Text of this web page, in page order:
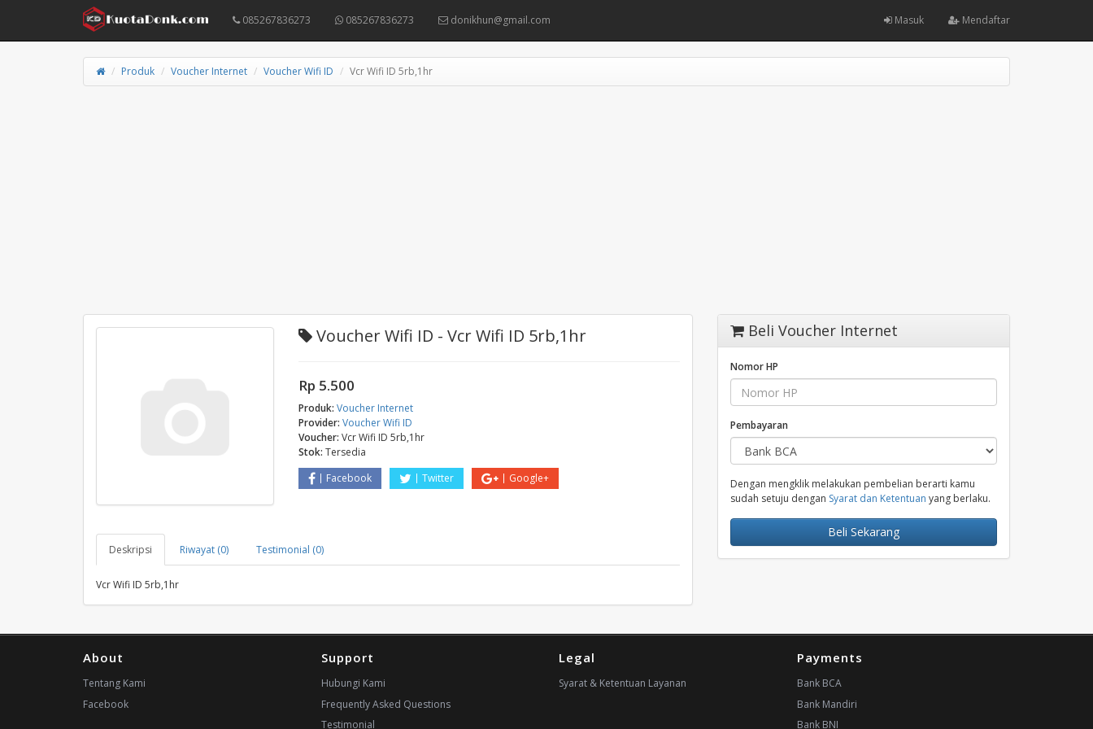
085267836273 085267836273 donikhun@gmail.com Masuk Mendaftar
Produk Voucher Internet Voucher Wifi ID Vcr Wifi ID 5rb,1hr
Voucher Wifi ID - Vcr Wifi ID 5rb,1hr
Rp 5.500
Produk: Voucher Internet
Provider: Voucher Wifi ID
Voucher: Vcr Wifi ID 5rb,1hr
Stok: Tersedia
Facebook
Twitter Google+
Deskripsi Riwayat (0) Testimonial (0)
Vcr Wifi ID 5rb,1hr
Beli Voucher Internet
Nomor HP
Pembayaran
Dengan mengklik melakukan pembelian berarti kamu
sudah setuju dengan Syarat dan Ketentuan yang berlaku.
Beli Sekarang
About
Tentang Kami
Facebook
Support
Hubungi Kami
Frequently Asked Questions
Testimonial
Legal
Syarat & Ketentuan Layanan
Payments
Bank BCA
Bank Mandiri
Bank BNI